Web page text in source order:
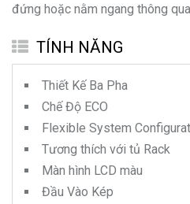
đứng hoặc nằm ngang thông
TÍNH NĂNG
Thiết Kế Ba Pha
Chế Độ ECO
Flexible System
Tương thích với tủ Rack
Màn hình LCD màu
Đầu Vào Kép